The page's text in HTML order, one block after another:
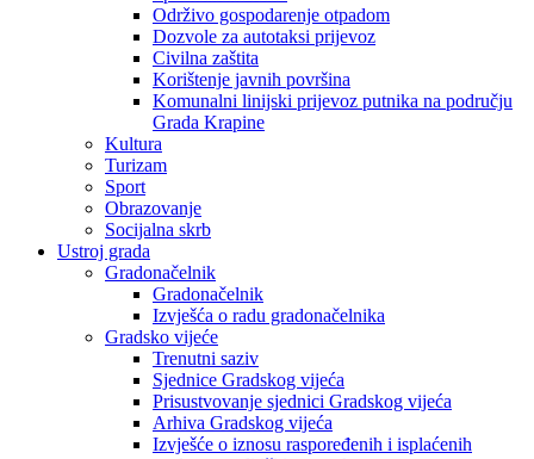
Održivo gospodarenje otpadom
Dozvole za autotaksi prijevoz
Civilna zaštita
Korištenje javnih površina
Komunalni linijski prijevoz putnika na području
Grada Krapine
Kultura
Turizam
Sport
Obrazovanje
Socijalna skrb
Ustroj grada
Gradonačelnik
Gradonačelnik
Izvješća o radu gradonačelnika
Gradsko vijeće
Trenutni saziv
Sjednice Gradskog vijeća
Prisustvovanje sjednici Gradskog vijeća
Arhiva Gradskog vijeća
Izvješće o iznosu raspoređenih i isplaćenih